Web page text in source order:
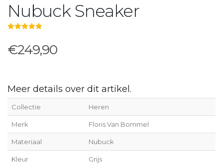
Nubuck Sneaker
€249,90
Meer details over dit artikel.
Collectie Heren
Merk Floris Van Bommel
Materiaal Nubuck
Kleur Grijs